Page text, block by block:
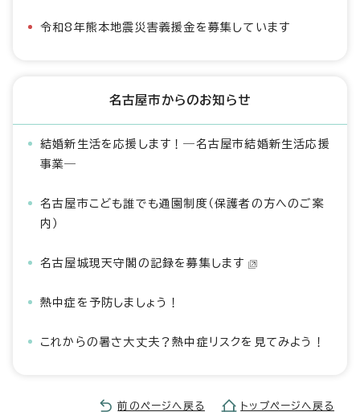
令和8年熊本地震災害義援金を募集しています
名古屋市からのお知らせ
結婚新生活を応援します！―名古屋市結婚新生活応援
事業―
名古屋市こども誰でも通園制度（保護者の方へのご案
内）
名古屋城現天守閣の記録を募集します
熱中症を予防しましょう！
これからの暑さ大丈夫？熱中症リスクを見てみよう！
前のページへ戻る トップページへ戻る